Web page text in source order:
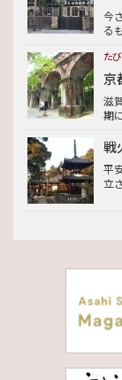
今
る
た
京
滋
期
戦
平
立